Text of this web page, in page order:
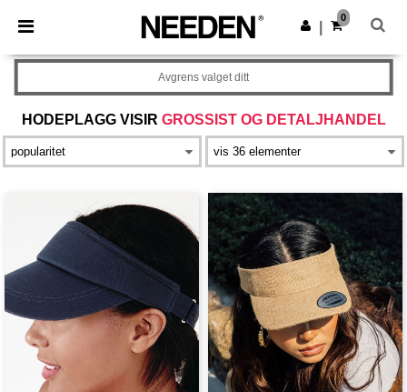
× Needen-app
Bedre priser i appen!
Last ned app
0
HODEPLAGG VISIR GROSSIST OG DETALJHANDEL
Avgrens valget ditt